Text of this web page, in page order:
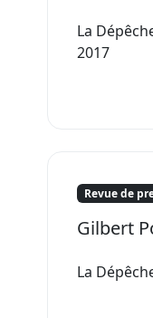
La
2017
Revue de
Gilbert
La